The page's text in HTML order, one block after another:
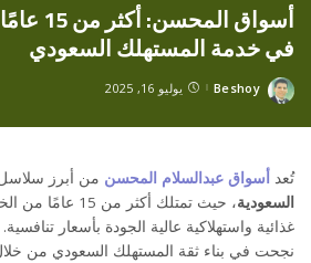
أسواق
في خدمة المستهلك السعودي
Posted
Beshoy يوليو 16, 2025
تُعد أسواق عبدالسلام المحسن من أبرز
السعودية
، حيث تمتلك أكثر
نجحت في بناء ثقة المستهلك السعودي من خلال